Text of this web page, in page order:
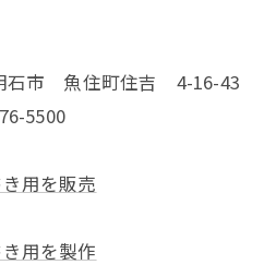
石市 魚住町住吉 4-16-43
5500
用を販売
用を製作